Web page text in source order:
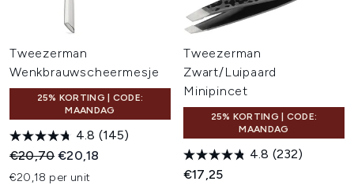
Tweezerman
Wenkbrauwscheermesje
25% KORTING | CODE:
MAANDAG
4.8 (145)
Recommended Retail Price:
€20,70Huidige prijs:
€20,18
€20,18 per unit
Tweezerman
Zwart/Luipaard
Minipincet
25% KORTING | CODE:
MAANDAG
4.8 (232)
€17,25